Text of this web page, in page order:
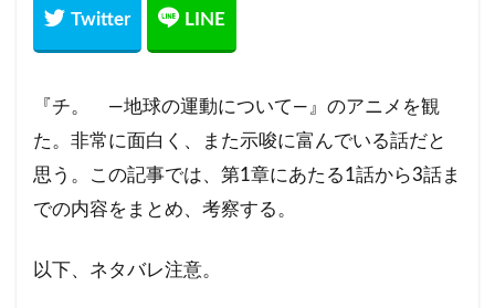
『チ。 ―地球の運動について―』のアニメを観
た。非常に面白く、また示唆に富んでいる話だと
思う。この記事では、第1章にあたる1話から3話ま
での内容をまとめ、考察する。
以下、ネタバレ注意。